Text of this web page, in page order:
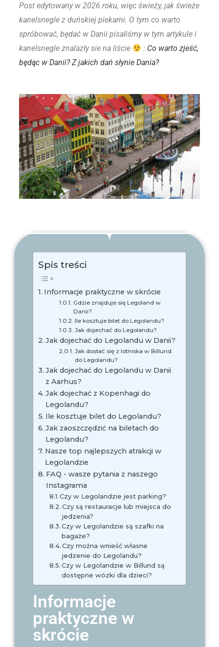
Post edytowany w 2026 roku, więc świeży, jak świeże
kanelsnegle z duńskiej piekarni. O tym co warto
spróbować, będać w Danii pisaliśmy w tym artykule i
kanelsnegle znalazły sie na liście
: Co warto zjeść,
będąc w Danii? Z jakich dań słynie Dania?
Spis treści
Informacje praktyczne w skrócie
Gdzie znajduje się Legoland w
Danii?
Ile kosztuje bilet do Legolandu?
Jak dojechać do Legolandu?
Jak dojechać do Legolandu w Danii?
Jak dostać się z lotniska w Billund
do Legolandu?
Jak dojechać do Legolandu w Danii
z Aarhus?
Jak dojechać z Kopenhagi do
Legolandu?
Ile kosztuje bilet do Legolandu?
Jak zaoszczędzić na biletach do
Legolandu?
Nasze top najlepszych atrakcji w
Legolandzie
FAQ - wasze pytania z naszego
Instagrama
Czy w Legolandzie jest parking?
Czy są restauracje lub miejsca do
jedzenia?
Czy w Legolandzie są szafki na
bagaże?
Czy można wnieść własne
jedzenie do Legolandu?
Czy w Legolandzie w Billund są
dostępne wózki dla dzieci?
Informacje
praktyczne w
skrócie